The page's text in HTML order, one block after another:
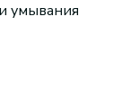
умывания